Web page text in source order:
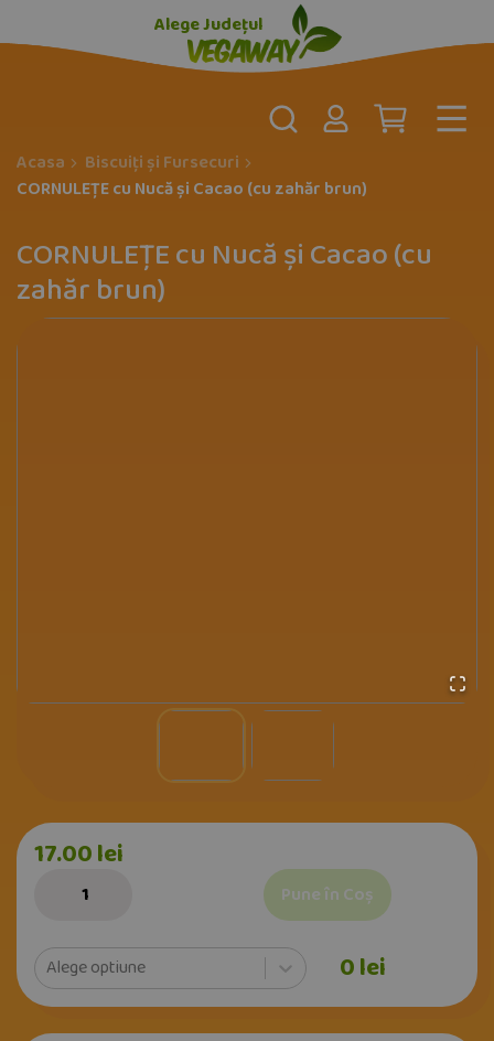
Alege Județul
Acasa
Biscuiți și Fursecuri
CORNULEȚE cu Nucă și Cacao (cu zahăr brun)
CORNULEȚE cu Nucă și Cacao (cu
zahăr brun)
17.00lei
Pune în Coș
Alege optiune 0lei